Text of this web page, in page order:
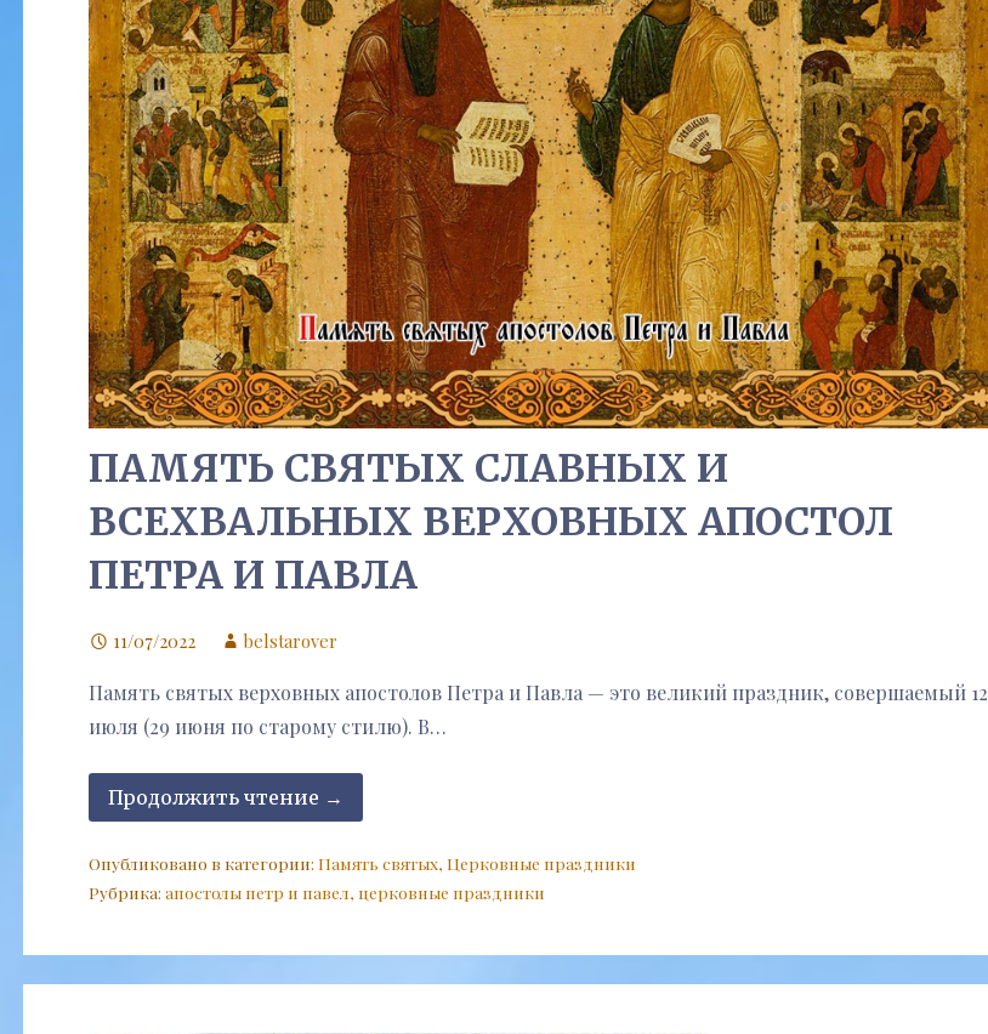
ПАМЯТЬ СВЯТЫХ СЛАВНЫХ И
ВСЕХВАЛЬНЫХ ВЕРХОВНЫХ АПОСТОЛ
ПЕТРА И ПАВЛА
11/07/2022 belstarover
Память святых верховных апостолов Петра и Павла — это великий праздник, совершаемый 12
июля (29 июня по старому стилю). В…
Продолжить чтение →
Опубликовано в категории: Память святых, Церковные праздники
Рубрика: апостолы петр и павел, церковные праздники